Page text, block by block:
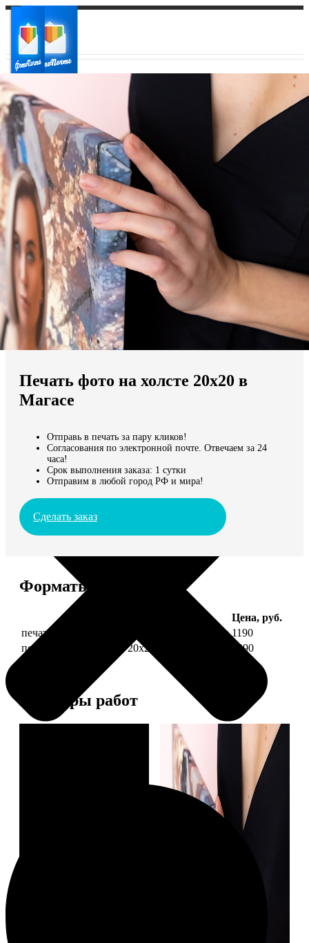
Ваш город:
Ваш регион доставки
Выберите из списка:
Мы доставляем по всему миру
Продолжить без города
Печать фото на холсте 20х20 в
Магасе
Отправь в печать за пару кликов!
Согласования по электронной почте. Отвечаем за 24
часа!
Срок выполнения заказа: 1 сутки
Отправим в любой город РФ и мира!
Сделать заказ
Форматы и цены
Цена, руб.
печать фото на холсте 20х20 на подрамнике 1190
печать фото на холсте 20х20 в раме
3990
Примеры работ